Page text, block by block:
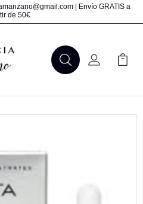
| Envío GRATIS a
de 50€
BuscarMi Cuenta
Mi